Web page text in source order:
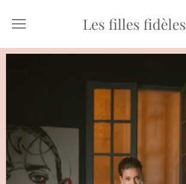
Les filles fidèles